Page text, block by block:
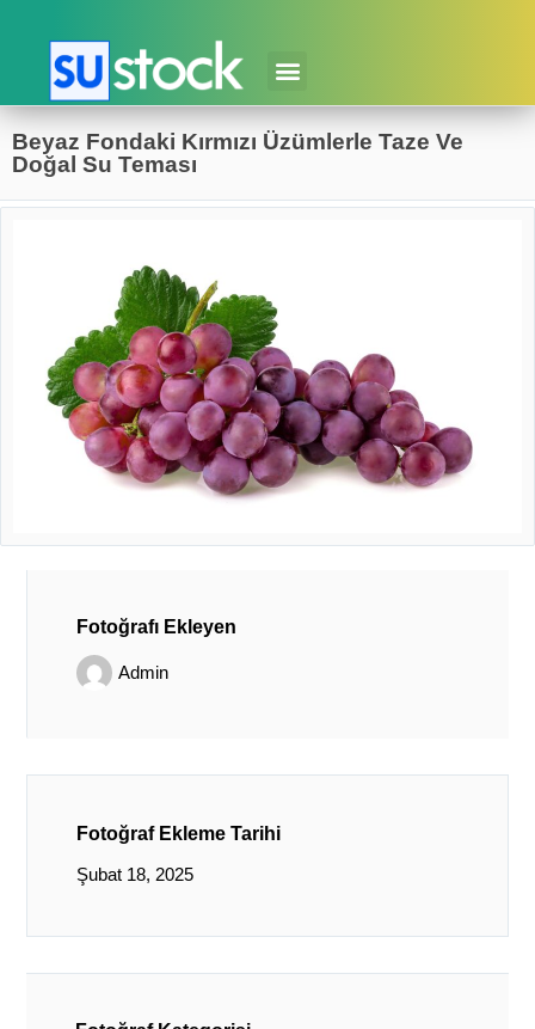
Beyaz Fondaki Kırmızı Üzümlerle Taze Ve
Doğal Su Teması
Fotoğrafı Ekleyen
Admin
Fotoğraf Ekleme Tarihi
Şubat 18, 2025